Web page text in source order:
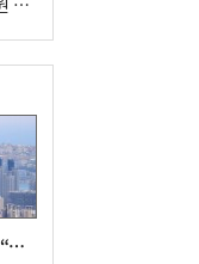
수도권과 다른데 같은 규제…부산 건설사 “쓰러지기 직전”